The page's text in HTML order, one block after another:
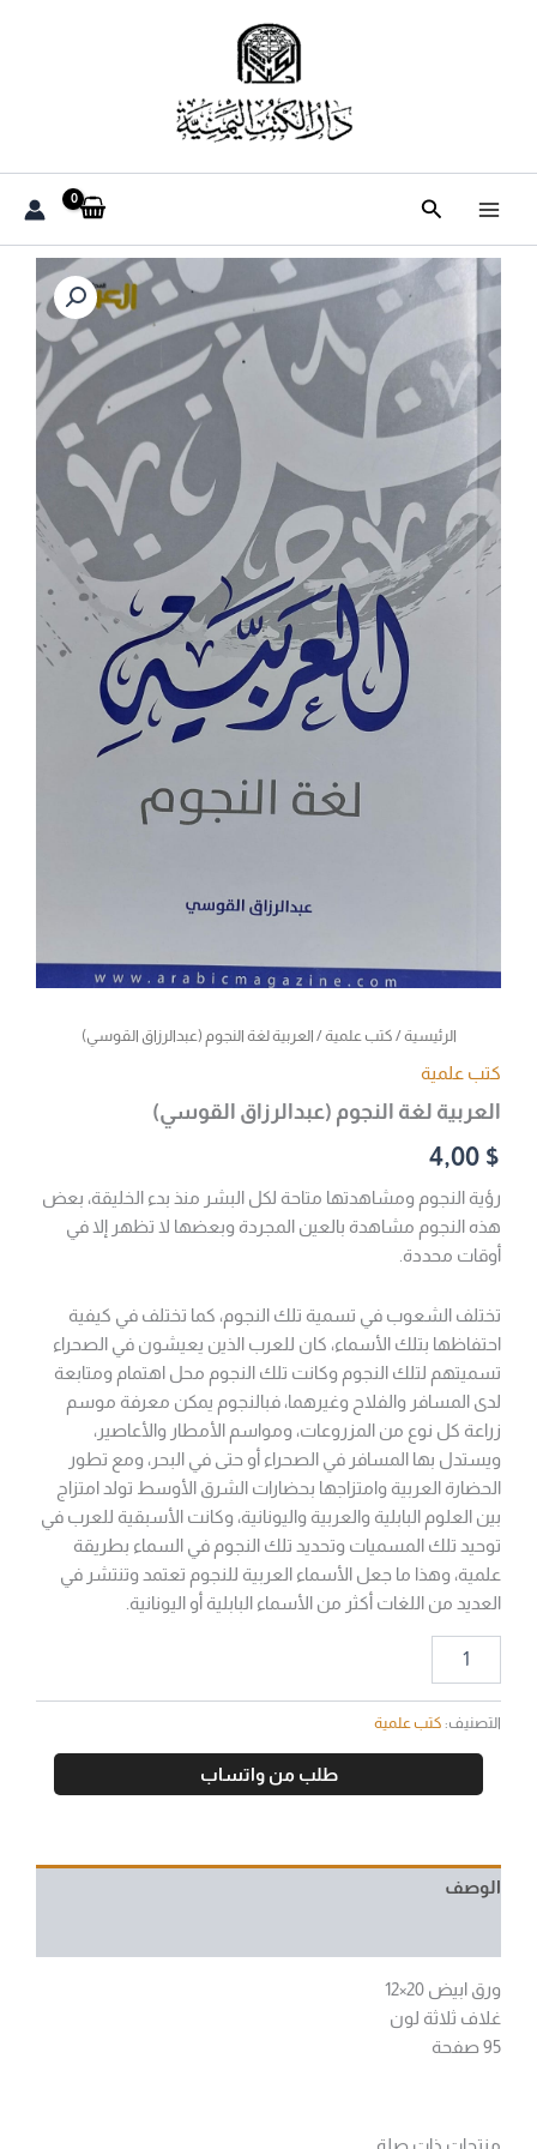
البحث
الرئيسية/ كتب علمية/ العربية لغة النجوم (عبدالرزاق القوسي)
كتب علمية
العربية لغة النجوم (عبدالرزاق القوسي)
4,00 $
رؤية النجوم ومشاهدتها متاحة لكل البشر منذ بدء الخليقة، بعض
هذه النجوم مشاهدة بالعين المجردة وبعضها لا تظهر إلا في
أوقات محددة.
تختلف الشعوب في تسمية تلك النجوم، كما تختلف في كيفية
احتفاظها بتلك الأسماء، كان للعرب الذين يعيشون في الصحراء
تسميتهم لتلك النجوم وكانت تلك النجوم محل اهتمام ومتابعة
لدى المسافر والفلاح وغيرهما، فبالنجوم يمكن معرفة موسم
زراعة كل نوع من المزروعات، ومواسم الأمطار والأعاصير،
ويستدل بها المسافر في الصحراء أو حتى في البحر، ومع تطور
الحضارة العربية وامتزاجها بحضارات الشرق الأوسط تولد امتزاج
بين العلوم البابلية والعربية واليونانية، وكانت الأسبقية للعرب في
توحيد تلك المسميات وتحديد تلك النجوم في السماء بطريقة
علمية، وهذا ما جعل الأسماء العربية للنجوم تعتمد وتنتشر في
العديد من اللغات أكثر من الأسماء البابلية أو اليونانية.
كمية
العربية
النجوم
(عبدالرزاق
القوسي)
التصنيف: كتب علمية
طلب من واتساب
الوصف
ورق ابيض 20×12
غلاف ثلاثة لون
95 صفحة